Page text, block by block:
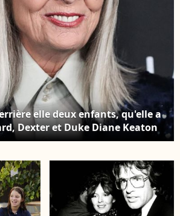
elle deux enfants, qu'elle a
Dexter et Duke Diane Keaton
sur Rodeo Drive à Los Angeles, le